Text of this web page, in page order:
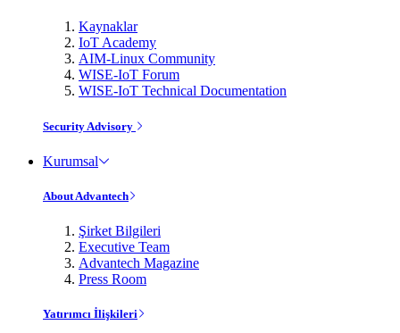
Kaynaklar
IoT Academy
AIM-Linux Community
WISE-IoT Forum
WISE-IoT Technical Documentation
Security Advisory
Kurumsal
About Advantech
Şirket Bilgileri
Executive Team
Advantech Magazine
Press Room
Yatırımcı İlişkileri